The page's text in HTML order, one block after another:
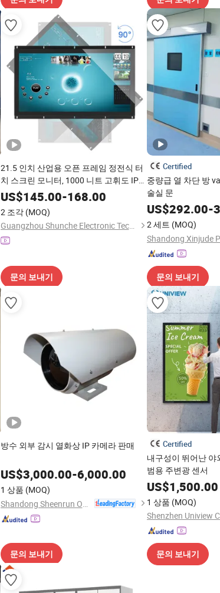
21.5 인치 산업용 오픈 프레임 정전식 터
치 스크린 모니터, 1000 니트 고휘도 IP65
방범 디스플레이
US$145.00-168.00
2 조각 (MOQ)
Guangzhou Shunche Electronic Technology Co., Ltd.
문의 보내기
Certified
중량급 열 차단 방
술실 문
US$292.00-
2 세트 (MOQ)
문의 보내기
방수 외부 감시 열화상 IP 카메라 판매
US$3,000.00-6,000.00
1 상품 (MOQ)
문의 보내기
Certified
내구성이 뛰어난 야
범용 주변광 센서
US$1,500.00
1 상품 (MOQ)
문의 보내기